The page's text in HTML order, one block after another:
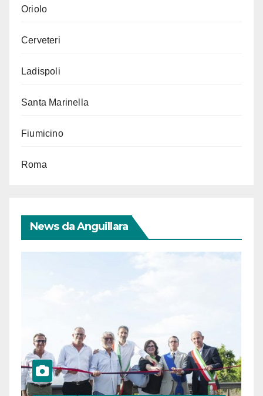
Oriolo
Cerveteri
Ladispoli
Santa Marinella
Fiumicino
Roma
News da Anguillara